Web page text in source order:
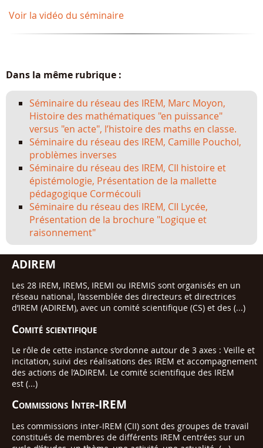
Voir la vidéo du séminaire
Dans la même rubrique :
Séminaire du réseau des IREM, Marc Moyon,
Histoire des mathématiques "en puissance"
versus "en acte", l’histoire des maths en classe.
Séminaire du réseau des IREM, Camille Pouchol,
problèmes inverses
Séminaire du réseau des IREM, CII histoire et
épistémologie, Présentation de la mallette
pédagogique Cormécouli
Séminaire du réseau des IREM, CII Lycée,
Présentation de la brochure "Logique et
raisonnement"
ADIREM
Les 28 IREM, IREMS, IREMI ou IREMIS sont organisés en un
réseau national, l’assemblée des directeurs et directrices
d’IREM (ADIREM), avec un comité scientifique (CS) et des (...)
Comité scientifique
Le rôle de cette instance s’ordonne autour de 3 axes : Veille et
incitation, suivi des réalisations des IREM et accompagnement
des actions de l’ADIREM. Le comité scientifique des IREM
est (...)
Commissions Inter-IREM
Les commissions inter-IREM (CII) sont des groupes de travail
constitués de membres de différents IREM centrées sur un